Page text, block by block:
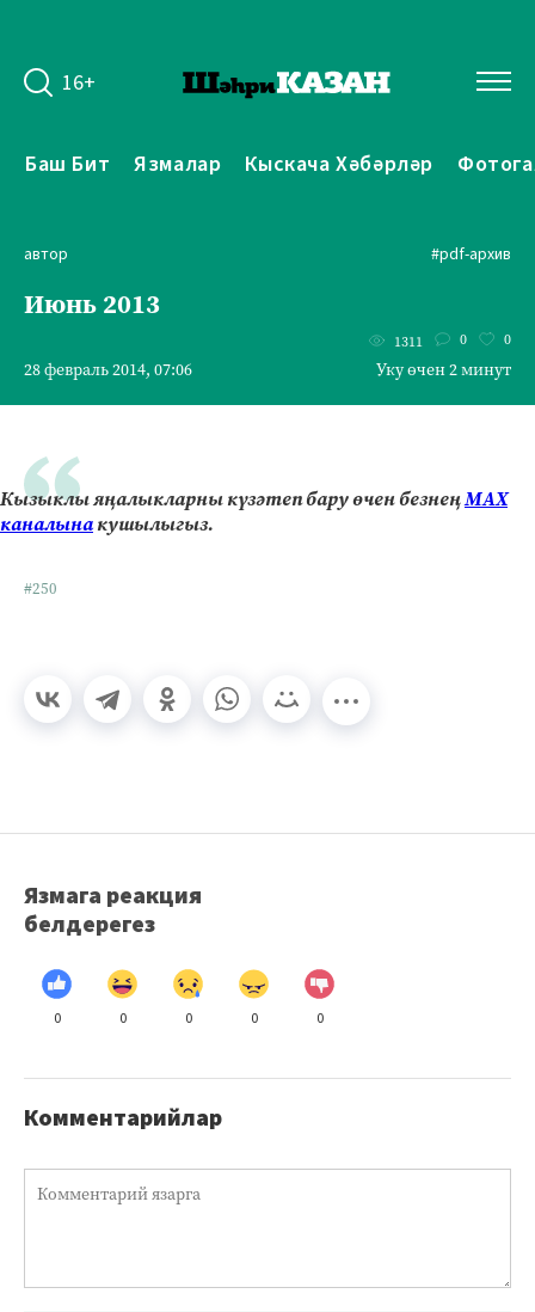
16+
Баш Бит Язмалар Кыскача Хәбәрләр
автор #pdf-архив
Июнь 2013
28 февраль 2014, 07:06
1311 0 0
Уку өчен 2 минут
Кызыклы яңалыкларны күзәтеп бару өчен безнеңМАХ
каналынакушылыгыз.
#250
Язмага реакция
белдерегез
0 0 0 0 0
Комментарийлар